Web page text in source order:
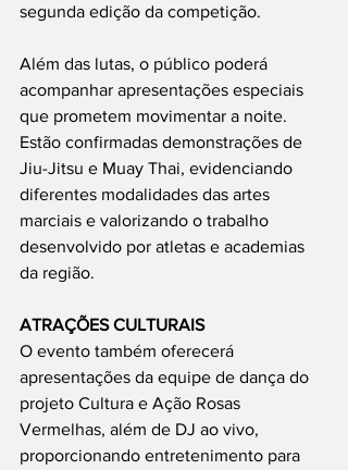
segunda edição da competição.
Além das lutas, o público poderá
acompanhar apresentações especiais
que prometem movimentar a noite.
Estão confirmadas demonstrações de
Jiu-Jitsu e Muay Thai, evidenciando
diferentes modalidades das artes
marciais e valorizando o trabalho
desenvolvido por atletas e academias
da região.
ATRAÇÕES CULTURAIS
O evento também oferecerá
apresentações da equipe de dança do
projeto Cultura e Ação Rosas
Vermelhas, além de DJ ao vivo,
proporcionando entretenimento para